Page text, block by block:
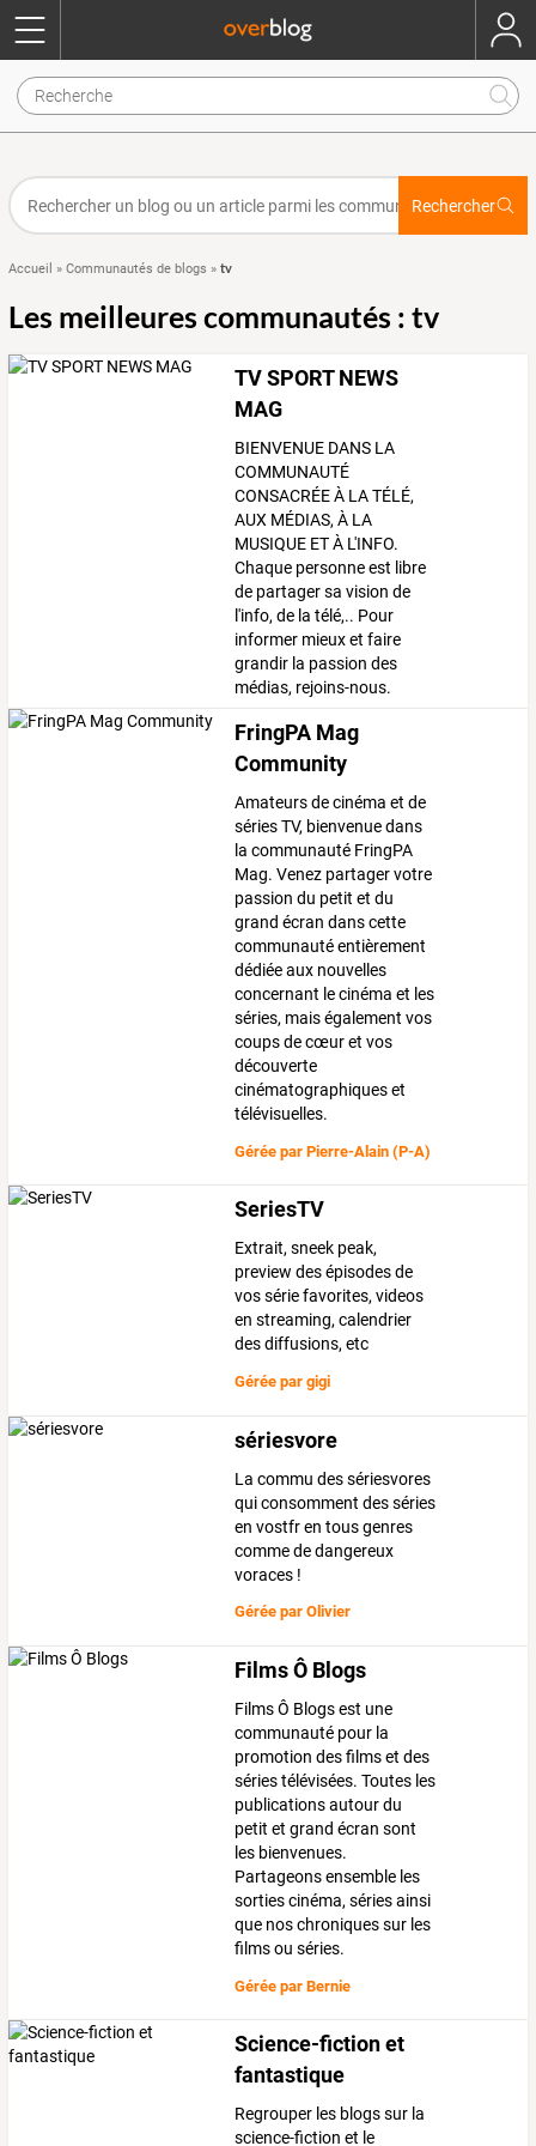
Rechercher
Accueil » Communautés de blogs » tv
Les meilleures communautés : tv
TV SPORT NEWS
MAG
BIENVENUE DANS LA
COMMUNAUTÉ
CONSACRÉE À LA TÉLÉ,
AUX MÉDIAS, À LA
MUSIQUE ET À L'INFO.
Chaque personne est libre
de partager sa vision de
l'info, de la télé,.. Pour
informer mieux et faire
grandir la passion des
médias, rejoins-nous.
FringPA Mag
Community
Amateurs de cinéma et de
séries TV, bienvenue dans
la communauté FringPA
Mag. Venez partager votre
passion du petit et du
grand écran dans cette
communauté entièrement
dédiée aux nouvelles
concernant le cinéma et les
séries, mais également vos
coups de cœur et vos
découverte
cinématographiques et
télévisuelles.
Gérée parPierre-Alain (P-A)
SeriesTV
Extrait, sneek peak,
preview des épisodes de
vos série favorites, videos
en streaming, calendrier
des diffusions, etc
Gérée pargigi
sériesvore
La commu des sériesvores
qui consomment des séries
en vostfr en tous genres
comme de dangereux
voraces !
Gérée parOlivier
Films Ô Blogs
Films Ô Blogs est une
communauté pour la
promotion des films et des
séries télévisées. Toutes les
publications autour du
petit et grand écran sont
les bienvenues.
Partageons ensemble les
sorties cinéma, séries ainsi
que nos chroniques sur les
films ou séries.
Gérée parBernie
Science-fiction et
fantastique
Regrouper les blogs sur la
science-fiction et le